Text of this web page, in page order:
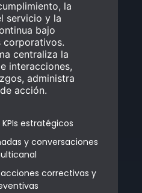
la
servicio y la
bajo
corporativos.
centraliza la
interacciones,
administra
acción.
estratégicos
y conversaciones
correctivas y
la
servicio y la
bajo
corporativos.
centraliza la
interacciones,
administra
acción.
estratégicos
y conversaciones
correctivas y